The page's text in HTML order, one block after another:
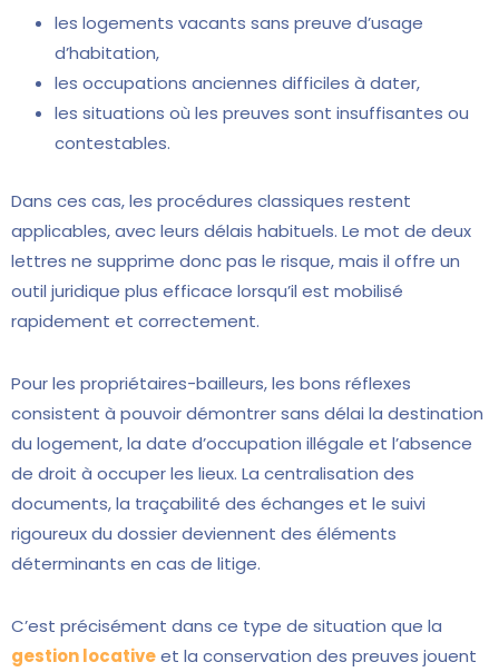
les logements vacants sans preuve d’usage
d’habitation,
les occupations anciennes difficiles à dater,
les situations où les preuves sont insuffisantes ou
contestables.
Dans ces cas, les procédures classiques restent
applicables, avec leurs délais habituels. Le mot de deux
lettres ne supprime donc pas le risque, mais il offre un
outil juridique plus efficace lorsqu’il est mobilisé
rapidement et correctement.
Pour les propriétaires-bailleurs, les bons réflexes
consistent à pouvoir démontrer sans délai la destination
du logement, la date d’occupation illégale et l’absence
de droit à occuper les lieux. La centralisation des
documents, la traçabilité des échanges et le suivi
rigoureux du dossier deviennent des éléments
déterminants en cas de litige.
C’est précisément dans ce type de situation que la
gestion locativeet la conservation des preuves jouent